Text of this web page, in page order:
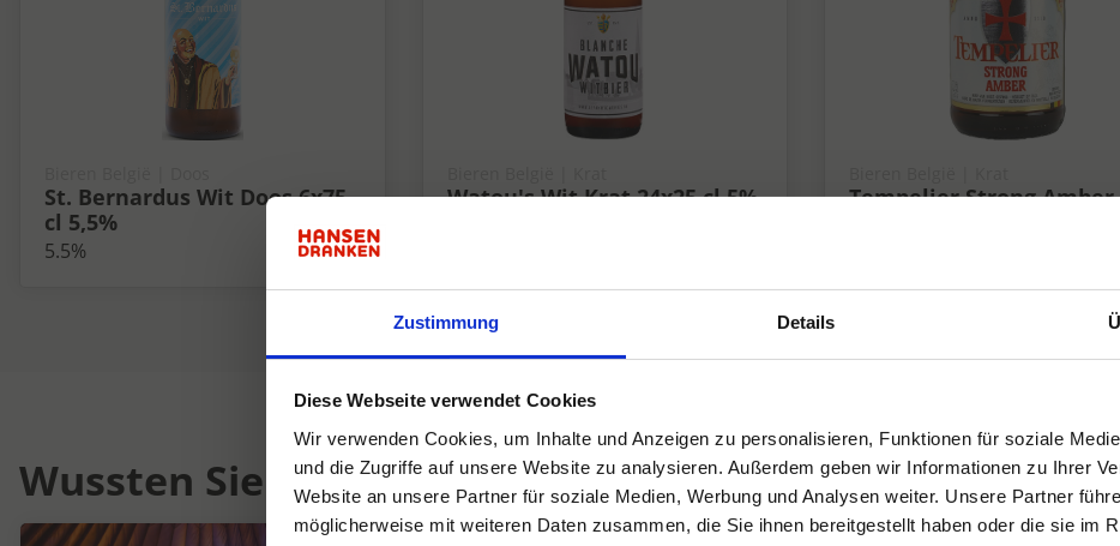
Zustimmung Details
Diese Webseite verwendet Cookies
Wir verwenden Cookies, um Inhalte und Anzeigen zu personalisieren, Funktionen für soziale
und die Zugriffe auf unsere Website zu analysieren. Außerdem geben wir Informationen zu Ihrer
Website an unsere Partner für soziale Medien, Werbung und Analysen weiter. Unsere Partner
möglicherweise mit weiteren Daten zusammen, die Sie ihnen bereitgestellt haben oder die sie im
St. Bernardus Wit Doos 6x75
cl 5,5%
5.5%
Watou's Wit Krat 24x25 cl 5%
Tempelier Strong Amber
Wussten Sie schon...